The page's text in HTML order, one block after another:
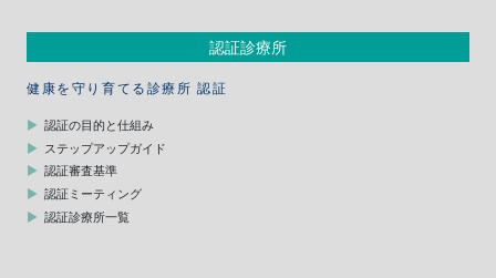
認証診療所
健康を守り育てる診療所 認証
認証の目的と仕組み
ステップアップガイド
認証審査基準
認証ミーティング
認証診療所一覧